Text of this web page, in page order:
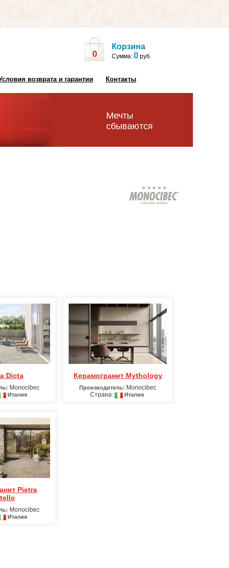
0
Корзина
Сумма: 0 руб.
возврата и гарантии Контакты
Мечты
сбываются
Dicta
Monocibec
Италия
Керамогранит Mythology
Производитель: Monocibec
Страна:
Италия
Monocibec
Италия